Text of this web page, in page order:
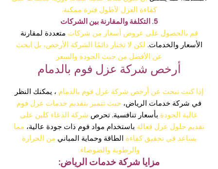
كفاءة العزل لأطول فترة ممكنة.
5. التكلفة والمقارنة بين الشركات
قم بالحصول على عروض أسعار من شركات متعددة لمقارنة
الأسعار والخدمات. لكن لا تختار دائمًا الشركة الأرخص، بل ابحث
عن الأفضل من حيث الجودة والسعر
أرخص شركة عزل فوم بالدمام
إذا كنت تبحث عن أرخص شركة عزل فوم بالدمام ، يمكنك النظر
في شركة خدمات الرياض، حيث تتميز بتقديم خدمات عزل فوم
عالية الجودة بأسعار تنافسية. تحرص شركة الدعاء كلين على
تقديم حلول عزل فعالة باستخدام مواد فوم ذات جودة عالية، مما
يساعد في تحقيق كفاءة الطاقة وحماية المباني من الحرارة
والرطوبة والضوضاء.
مزايا شركة خدمات الرياض: